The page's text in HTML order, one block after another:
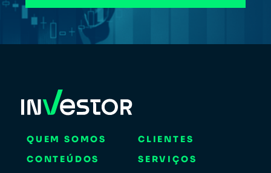
QUEM SOMOS
CLIENTES
CONTEÚDOS
SERVIÇOS